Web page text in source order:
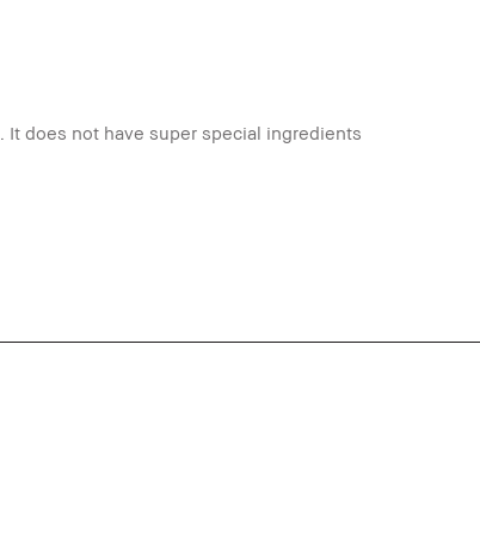
It does not have super special ingredients